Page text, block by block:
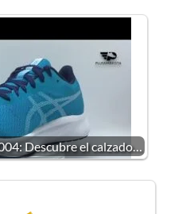
Descubre el calzado…